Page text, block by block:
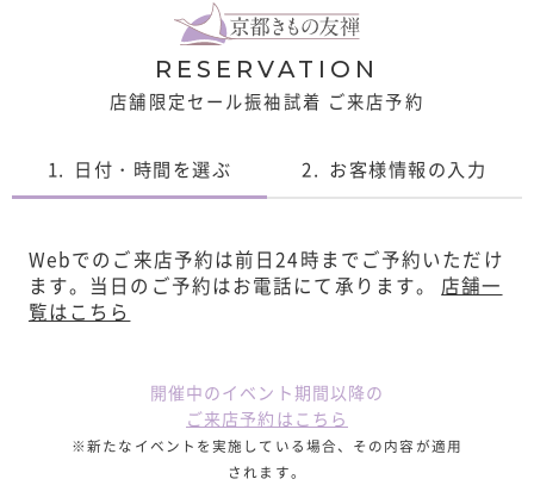
RESERVATION
店舗限定セール振袖試着 ご来店予約
1. 日付・時間を選ぶ 2. お客様情報の入力
Webでのご来店予約は前日24時までご予約いただけ
ます。 当日のご予約はお電話にて承ります。 店舗一
覧はこちら
開催中のイベント期間以降の
ご来店予約はこちら
※新たなイベントを実施している場合、その内容が適用
されます。